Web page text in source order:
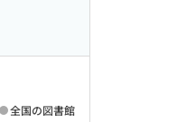
全国の図書館